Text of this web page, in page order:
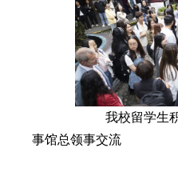
我校留学生积极
事馆总领事交流